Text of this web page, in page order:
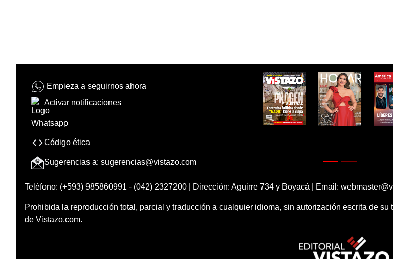
Empieza a seguirnos ahora
Activar notificaciones
Código ética
Sugerencias a: sugerencias@vistazo.com
Teléfono: (+593) 985860991 - (042) 2327200 | Dirección: Aguirre 734 y Boyacá | Email:
Prohibida la reproducción total, parcial y traducción a cualquier idioma, sin autorización escrita de su
de Vistazo.com.